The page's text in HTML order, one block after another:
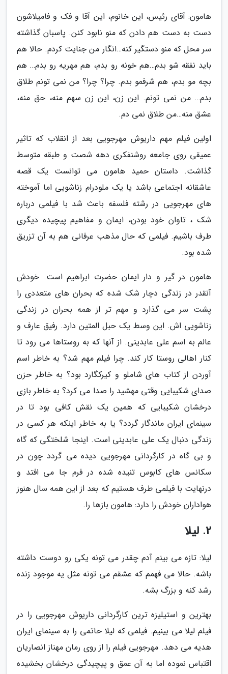
هامون: آقای رئیس، این خانوم، این آقا و فک و فامیلاشون
دست به دست هم دادن که منو نابود کنن. پاسبان گذاشته
سر محل که منو دستگیر کنه…انگار من جنایت کردم. حالا هم
باید نفقه شو بدم…هم خونه رو بدم، هم مهریه رو بدم… هم
بچه مو بدم، هم شرفمو بدم. چرا؟ چرا؟ من نمی تونم طلاق
بدم… من نمی تونم. این زن، این زن سهم منه، حق منه،
عشق منه…من طلاق نمی دم.
اولین فیلم مهم داریوش مهرجویی بعد از انقلاب که تاثیر
عمیقی روی جامعه روشنفکری دهه شصت و طبقه متوسط
گذاشت. داستان حمید هامون می توانست یک قصه
عاشقانه اجتماعی باشد یا یک ملودرام زناشویی اما آموخته
های مهرجویی در رشته فلسفه باعث شد با فیلمی درباره
شک ، تاوان خود بودن، ایمان و مفاهیم پیچیده دیگری
طرف باشیم. فیلمی که حال مذهب عرفانی هم به آن تزریق
شده بود.
هامون در گیر و دار ایمان حضرت ابراهیم است. خودش
آنقدر در زندگی دچار شک شده که بحران های متعددی را
پشت سر می گذارد و مهم تر از همه بحران در زندگی
زناشویی اش. این وسط یک حبل المتین دارد. رفیق عارف و
عالم به اسم علی عابدینی. از آنها که به روستاها می رود تا
کنار اهالی روستا کار کند. چرا فیلم مهم شد؟ به خاطر اسم
آوردن از کتاب های شاملو و کیرکگارد بود؟ به خاطر حزن
صدای شکیبایی وقتی مهشید را صدا می کرد؟ به خاطر بازی
درخشان شکیبایی که همین یک نقش کافی بود تا در
سینمای ایران ماندگار گردد؟ یا به خاطر اینکه هر کسی در
زندگی دنبال یک علی عابدینی است. اینجا شلختگی که گاه
و بی گاه در کارگردانی مهرجویی دیده می گردد چون در
سکانس های کابوس تنیده شده در فرم جا می افتد و
درنهایت با فیلمی طرف هستیم که بعد از این همه سال هنوز
هواداران خودش را دارد: هامون بازها را.
2. لیلا
لیلا: تازه می بینم آدم چقدر می تونه یکی رو دوست داشته
باشه. حالا می فهمم که عشقم می تونه مثل یه موجود زنده
رشد کنه و بزرگ بشه.
بهترین و استیلیزه ترین کارگردانی داریوش مهرجویی را در
فیلم لیلا می بینیم. فیلمی که لیلا حاتمی را به سینمای ایران
هدیه می دهد. مهرجویی فیلم را از روی رمان مهناز انصاریان
اقتباس نموده اما به آن عمق و پیچیدگی درخشان بخشیده